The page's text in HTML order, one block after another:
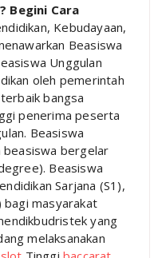
Begini Cara
Kebudayaan,
Beasiswa
Unggulan
oleh pemerintah
bangsa
penerima peserta
Beasiswa
bergelar
Beasiswa
Sarjana (S1),
bagi masyarakat
yang
melaksanakan